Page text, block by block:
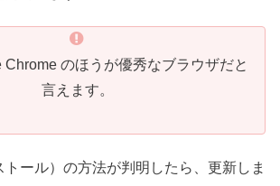
Chrome のほうが優秀なブラウザだと
言えます。
ール）の方法が判明したら、更新しま